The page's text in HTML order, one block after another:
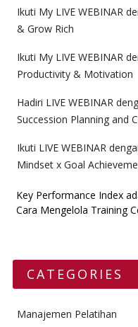
Ikuti My LIVE WEBINAR
& Grow Rich
Ikuti My LIVE WEBINAR
Productivity & Motivation
Hadiri LIVE WEBINAR
Succession Planning and
Ikuti LIVE WEBINAR
Mindset x Goal
Key Performance Index
Cara Mengelola Training
CATEGORIES
Manajemen Pelatihan